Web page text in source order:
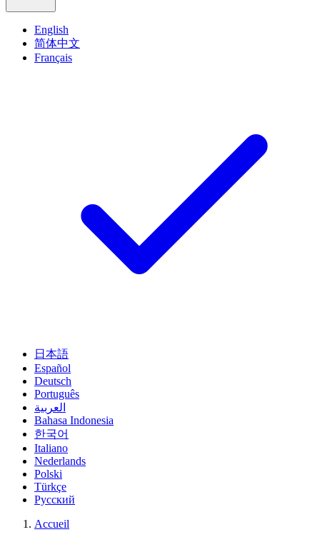
English
简体中文
Français
日本語
Español
Deutsch
Português
العربية
Bahasa Indonesia
한국어
Italiano
Nederlands
Polski
Türkçe
Русский
Accueil